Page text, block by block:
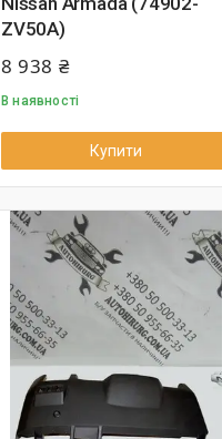
ZV50A)
8 938 ₴
В наявності
Купити